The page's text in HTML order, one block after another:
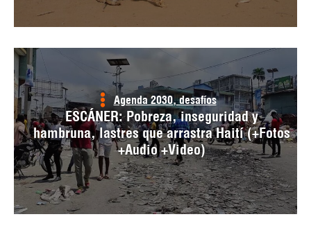
Agenda 2030, desafíos
ESCÁNER: Pobreza, inseguridad y
hambruna, lastres que arrastra Haití (+Fotos
+Audio +Video)